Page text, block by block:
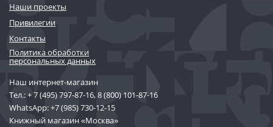
Наши проекты
Привилегии
Контакты
Политика обработки
персональных данных
Наш интернет-магазин
Тел.:+ 7 (495) 797-87-16,8 (800) 101-87-16
WhatsApp:+7 (985) 730-12-15
Книжный магазин «Москва»